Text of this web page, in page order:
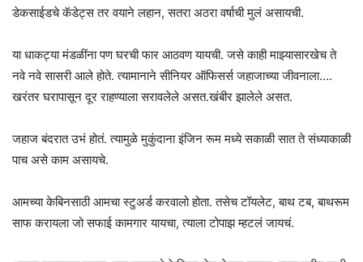
डेकसाईडचे कॅडेट्स तर वयाने लहान, सतरा अठरा वर्षाची मुलं असायची.
या धाकट्या मंडळींना पण घरची फार आठवण यायची. जसे काही माझ्यासारखेच ते
नवे नवे सासरी आले होते. त्यामानाने सीनियर ऑफिसर्स जहाजाच्या जीवनाला….
खरंतर घरापासून दूर राहण्याला सरावलेले असत.खंबीर झालेले असत.
जहाज बंदरात उभं होतं. त्यामुळे मुकुंदाना इंजिन रूम मध्ये सकाळी सात ते संध्याकाळी
पाच असे काम असायचे.
आमच्या केबिनसाठी आमचा स्टुअर्ड करवालो होता. तसेच टॉयलेट, बाथ टब, बाथरूम
साफ करायला जो सफाई कामगार यायचा, त्याला टोपाझ म्हटलं जायचं.